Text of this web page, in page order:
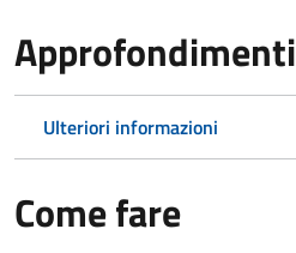
Approfondimenti
Ulteriori informazioni
Come fare